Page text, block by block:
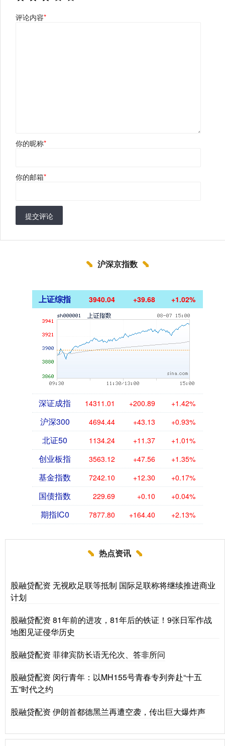
评论内容*
你的昵称*
你的邮箱*
提交评论
沪深京指数
上证综指 3940.04 +39.68 +1.02%
深证成指 14311.01 +200.89 +1.42%
沪深300 4694.44 +43.13 +0.93%
北证50 1134.24 +11.37 +1.01%
创业板指 3563.12 +47.56 +1.35%
基金指数 7242.10 +12.30 +0.17%
国债指数 229.69 +0.10 +0.04%
期指IC0 7877.80 +164.40 +2.13%
热点资讯
股融贷配资 无视欧足联等抵制 国际足联称将继续推进商业
计划
股融贷配资 81年前的进攻，81年后的铁证！9张日军作战
地图见证侵华历史
股融贷配资 菲律宾防长语无伦次、答非所问
股融贷配资 闵行青年：以MH155号青春专列奔赴“十五
五”时代之约
股融贷配资 伊朗首都德黑兰再遭空袭，传出巨大爆炸声